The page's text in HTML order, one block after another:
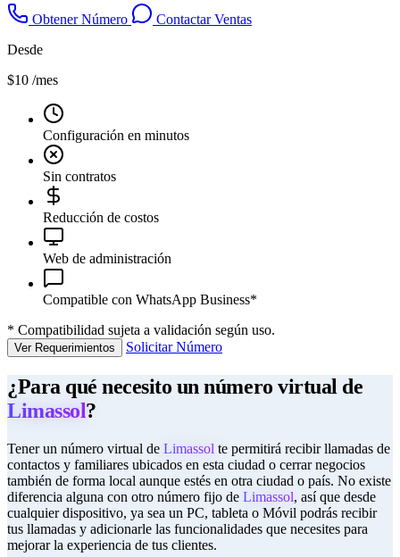
Obtener Número
Contactar Ventas
Desde
$10 /mes
Configuración en minutos
Sin contratos
Reducción de costos
Web de administración
Compatible con WhatsApp Business*
* Compatibilidad sujeta a validación según uso.
Ver Requerimientos Solicitar Número
¿Para qué necesito un número virtual de
Limassol?
Tener un número virtual de Limassol te permitirá recibir llamadas de
contactos y familiares ubicados en esta ciudad o cerrar negocios
también de forma local aunque estés en otra ciudad o país. No existe
diferencia alguna con otro número fijo de Limassol, así que desde
cualquier dispositivo, ya sea un PC, tableta o Móvil podrás recibir
tus llamadas y adicionarle las funcionalidades que necesites para
mejorar la experiencia de tus clientes.